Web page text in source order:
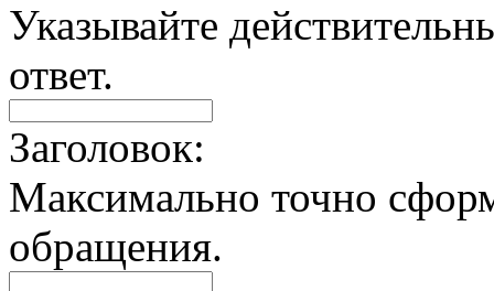
Указывайте
ответ.
Заголовок:
Максимально точно
обращения.